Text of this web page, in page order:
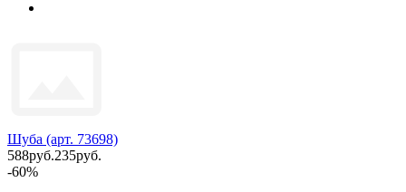
Шуба (арт. 73698)
588руб.235руб.
-60%